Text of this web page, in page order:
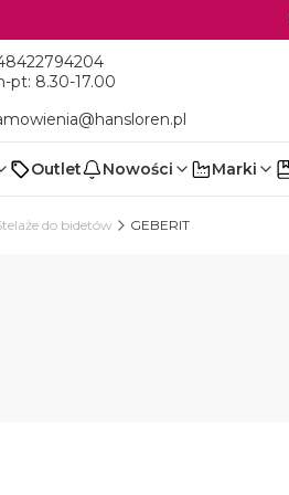
pt: 8.30-17.00
Outlet Nowości Marki
do bidetów GEBERIT